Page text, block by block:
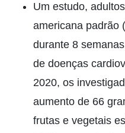
Um estudo,
americana padrão
durante 8
de doenças
2020, os
aumento de 66
frutas e vegetais